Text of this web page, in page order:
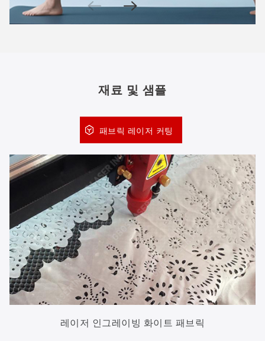
재료 및 샘플
패브릭 레이저 커팅
레이저 인그레이빙 화이트 패브릭